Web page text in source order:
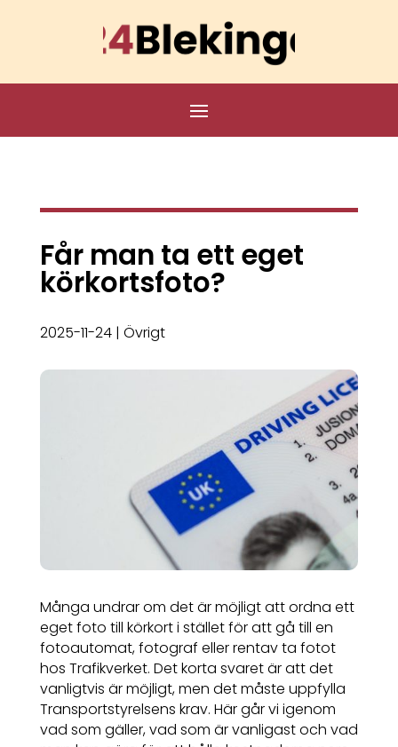
Får man ta ett eget
körkortsfoto?
2025-11-24| Övrigt
Många undrar om det är möjligt att ordna ett
eget foto till körkort i stället för att gå till en
fotoautomat, fotograf eller rentav ta fotot
hos Trafikverket. Det korta svaret är att det
vanligtvis är möjligt, men det måste uppfylla
Transportstyrelsens krav. Här går vi igenom
vad som gäller, vad som är vanligast och vad